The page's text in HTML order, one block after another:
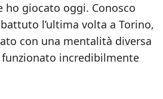
ho giocato oggi. Conosco
l’ultima volta a Torino,
con una mentalità diversa
incredibilmente